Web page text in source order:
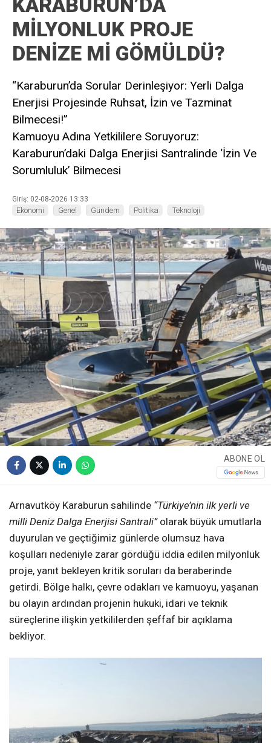
MİLYONLUK PROJE
DENİZE Mİ GÖMÜLDÜ?
“Karaburun’da Sorular Derinleşiyor: Yerli Dalga
Enerjisi Projesinde Ruhsat, İzin ve Tazminat
Bilmecesi!”
Kamuoyu Adına Yetkililere Soruyoruz:
Karaburun’daki Dalga Enerjisi Santralinde ‘İzin Ve
Sorumluluk’ Bilmecesi
Giriş: 02-08-2026 13:33
Ekonomi Genel Gündem Politika Teknoloji
ABONE OL
Arnavutköy Karaburun sahilinde “Türkiye’nin ilk yerli ve
milli Deniz Dalga Enerjisi Santrali”olarak büyük umutlarla
duyurulan ve geçtiğimiz günlerde olumsuz hava
koşulları nedeniyle zarar gördüğü iddia edilen milyonluk
proje, yanıt bekleyen kritik soruları da beraberinde
getirdi. Bölge halkı, çevre odakları ve kamuoyu, yaşanan
bu olayın ardından projenin hukuki, idari ve teknik
süreçlerine ilişkin yetkililerden şeffaf bir açıklama
bekliyor.